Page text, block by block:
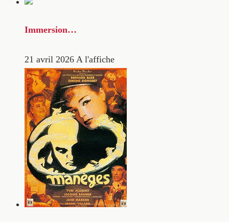
Immersion…
21 avril 2026 A l'affiche